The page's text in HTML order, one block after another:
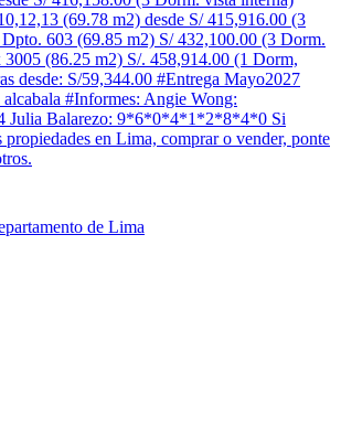
(69.78 m2) desde S/ 415,916.00 (3
603 (69.85 m2) S/ 432,100.00 (3 Dorm.
(86.25 m2) S/. 458,914.00 (1 Dorm,
desde: S/59,344.00 #Entrega Mayo2027
#Informes: Angie Wong:
Balarezo: 9*6*0*4*1*2*8*4*0 Si
propiedades en Lima, comprar o vender, ponte
de Lima